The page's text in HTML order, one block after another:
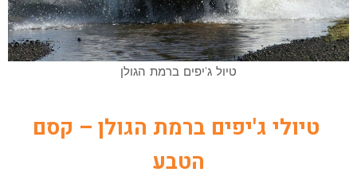
טיול ג'יפים ברמת הגולן
טיולי ג'יפים ברמת הגולן – קסם
הטבע